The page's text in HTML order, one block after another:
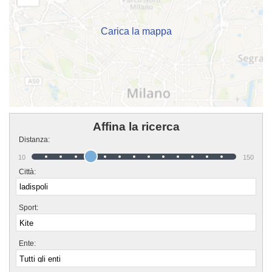
Carica la mappa
Affina la ricerca
Distanza:
10 150
Città:
Sport:
Ente: